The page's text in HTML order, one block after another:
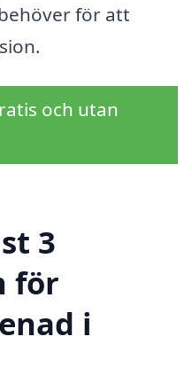
för att
och utan
3
för
i